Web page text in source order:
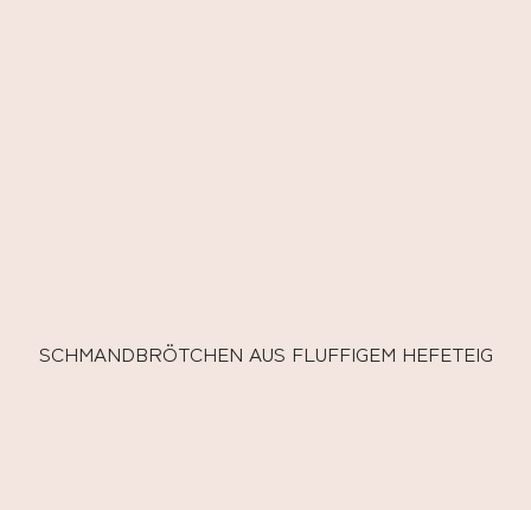
SCHMANDBRÖTCHEN AUS FLUFFIGEM HEFETEIG